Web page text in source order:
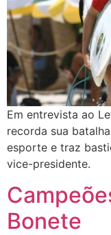
Em entrevista ao
recorda sua
esporte e traz
vice-presidente.
Bonete